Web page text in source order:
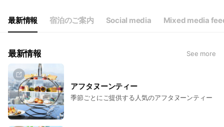
Sat00:00 - 00:00
最新情報 宿泊のご案内 Social media Mixed media
最新情報 See more
アフタヌーンティー
季節ごとにご提供する人気のアフタヌーンティー